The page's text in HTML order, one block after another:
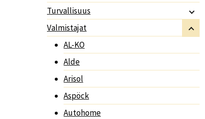
Turvallisuus
Valmistajat
AL-KO
Alde
Arisol
Aspöck
Autohome